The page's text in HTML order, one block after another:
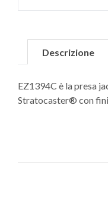
Descrizione
EZ1394C è la presa
Stratocaster® con